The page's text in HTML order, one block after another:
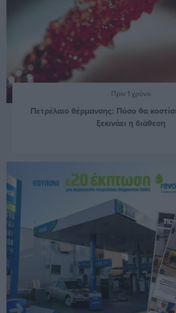
Πριν 1 χρόνο
Πετρέλαιο θέρμανσης: Πόσο θα
ξεκινάει η διάθεση